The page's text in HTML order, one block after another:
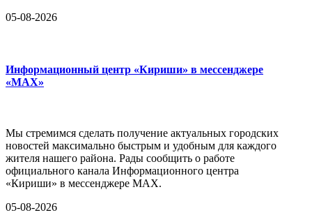
05-08-2026
Информационный центр «Кириши» в мессенджере
«MAX»
Мы стремимся сделать получение актуальных городских
новостей максимально быстрым и удобным для каждого
жителя нашего района. Рады сообщить о работе
официального канала Информационного центра
«Кириши» в мессенджере MAX.
05-08-2026